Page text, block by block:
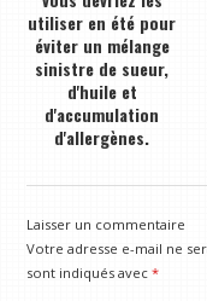
utiliser en été pour
éviter un mélange
sinistre de sueur,
d'huile et
d'accumulation
d'allergènes.
Laisser un commentaire
Votre adresse e-mail ne
sont indiqués avec*